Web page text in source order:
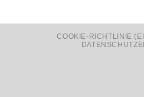
COOKIE-RICHTLINIE